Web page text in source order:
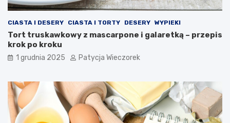
CIASTA I DESERY CIASTA I TORTY DESERY WYPIEKI
Tort truskawkowy z mascarpone i galaretką – przepis
krok po kroku
1 grudnia 2025 Patycja Wieczorek